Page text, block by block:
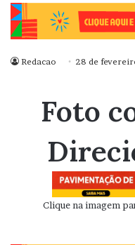
Redacao 28 de
Foto
Clique na imagem